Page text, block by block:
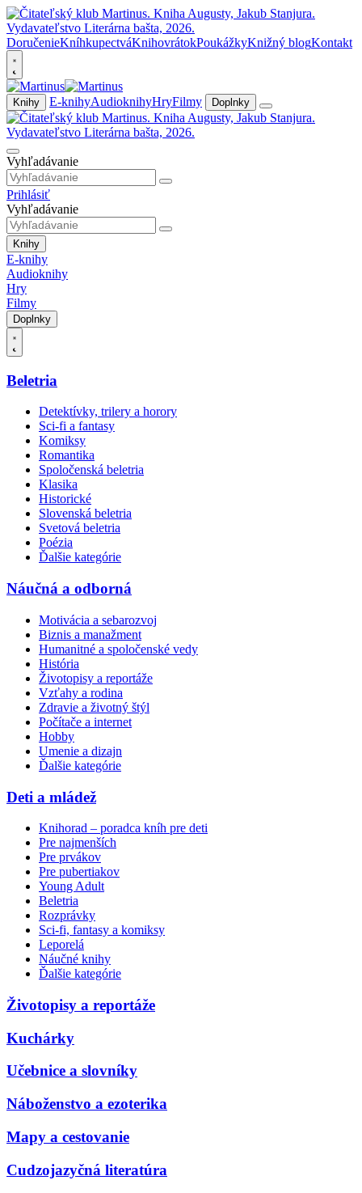
DoručenieKníhkupectváKnihovrátokPoukážkyKnižný blogKontakt
Knihy E-knihyAudioknihyHryFilmy Doplnky
Vyhľadávanie
Prihlásiť
Vyhľadávanie
Knihy
E-knihy
Audioknihy
Hry
Filmy
Doplnky
Beletria
Detektívky, trilery a horory
Sci-fi a fantasy
Komiksy
Romantika
Spoločenská beletria
Klasika
Historické
Slovenská beletria
Svetová beletria
Poézia
Ďalšie kategórie
Náučná a odborná
Motivácia a sebarozvoj
Biznis a manažment
Humanitné a spoločenské vedy
História
Životopisy a reportáže
Vzťahy a rodina
Zdravie a životný štýl
Počítače a internet
Hobby
Umenie a dizajn
Ďalšie kategórie
Deti a mládež
Knihorad – poradca kníh pre deti
Pre najmenších
Pre prvákov
Pre pubertiakov
Young Adult
Beletria
Rozprávky
Sci-fi, fantasy a komiksy
Leporelá
Náučné knihy
Ďalšie kategórie
Životopisy a reportáže
Kuchárky
Učebnice a slovníky
Náboženstvo a ezoterika
Mapy a cestovanie
Cudzojazyčná literatúra